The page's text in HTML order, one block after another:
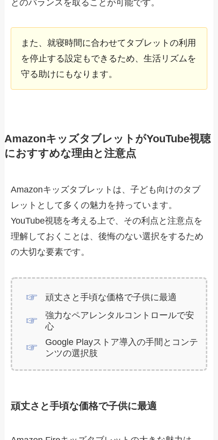
とのバランスを取ることが可能です。
また、就寝時間に合わせてタブレットの利用
を停止する設定もできるため、生活リズムを
守る助けにもなります。
AmazonキッズタブレットがYouTube視聴
におすすめな理由と注意点
Amazonキッズタブレットは、子ども向けのタブ
レットとして多くの魅力を持っています。
YouTube視聴を考える上で、その利点と注意点を
理解しておくことは、後悔のない選択をするため
の大切な要素です。
頑丈さと手頃な価格で子供に最適
強力なペアレンタルコントロールで安
心
Google Playストア導入の手間とコンテ
ンツの選択肢
頑丈さと手頃な価格で子供に最適